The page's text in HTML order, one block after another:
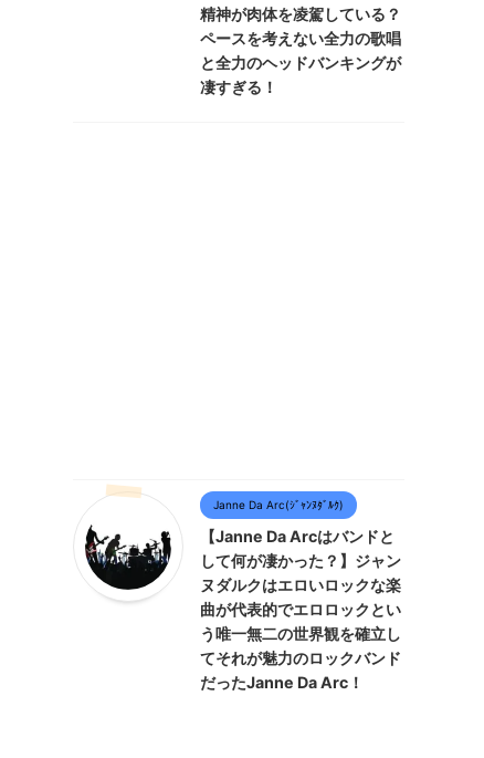
精神が肉体を凌駕している？
ペースを考えない全力の歌唱
と全力のヘッドバンキングが
凄すぎる！
Janne Da Arc(ｼﾞｬﾝﾇﾀﾞﾙｸ)
【Janne Da Arcはバンドと
して何が凄かった？】ジャン
ヌダルクはエロいロックな楽
曲が代表的でエロロックとい
う唯一無二の世界観を確立し
てそれが魅力のロックバンド
だったJanne Da Arc！